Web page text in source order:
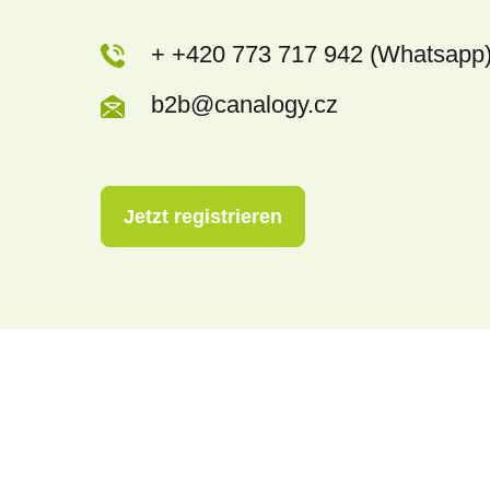
+ +420 773 717 942
b2b@canalogy.cz
Jetzt registrieren